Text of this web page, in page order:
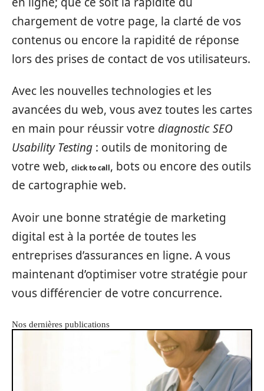
chargement de votre page, la clarté de vos
contenus ou encore la rapidité de réponse
lors des prises de contact de vos utilisateurs.
Avec les nouvelles technologies et les
avancées du web, vous avez toutes les cartes
en main pour réussir votre diagnostic SEO
Usability Testing : outils de monitoring de
votre web, click to call, bots ou encore des outils
de cartographie web.
Avoir une bonne stratégie de marketing
digital est à la portée de toutes les
entreprises d’assurances en ligne. A vous
maintenant d’optimiser votre stratégie pour
vous différencier de votre concurrence.
Nos dernières publications